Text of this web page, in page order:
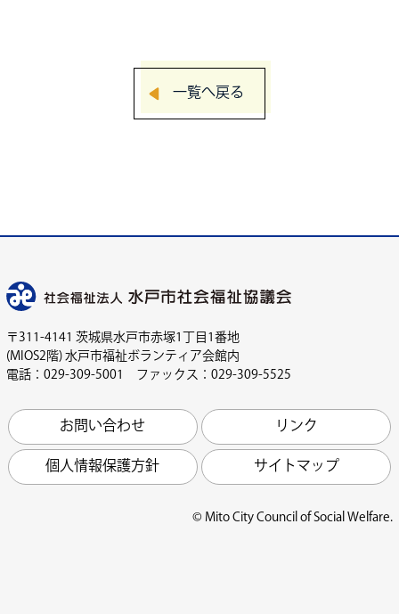
一覧へ戻る
〒311-4141 茨城県水戸市赤塚1丁目1番地
(MIOS2階) 水戸市福祉ボランティア会館内
電話：029-309-5001 ファックス：029-309-5525
お問い合わせ
リンク
個人情報保護方針
サイトマップ
© Mito City Council of Social Welfare.